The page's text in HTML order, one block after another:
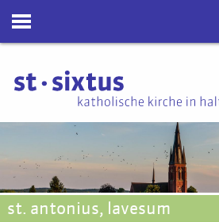
st. antonius, lavesum